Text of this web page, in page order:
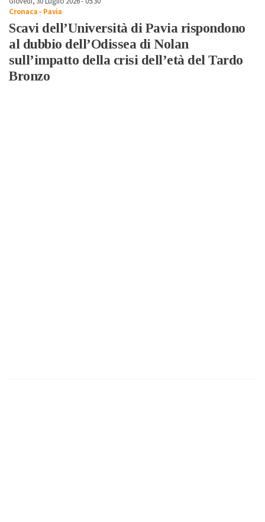
Cronaca- Pavia
Scavi dell’Università di Pavia rispondono
al dubbio dell’Odissea di Nolan
sull’impatto della crisi dell’età del Tardo
Bronzo